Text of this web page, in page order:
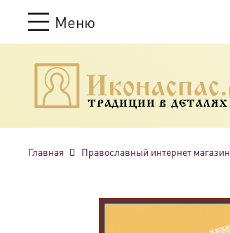
Меню
ТРАДИЦИИ В ДЕТАЛЯХ
Главная Православный интернет магазин